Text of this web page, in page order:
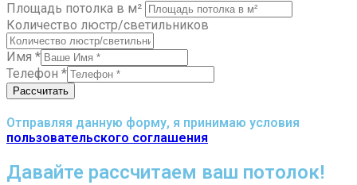
Площадь потолка в м²
Количество люстр/светильников
Имя *
Телефон *
Рассчитать
Отправляя данную форму, я принимаю условия
пользовательского соглашения
Давайте рассчитаем ваш потолок!